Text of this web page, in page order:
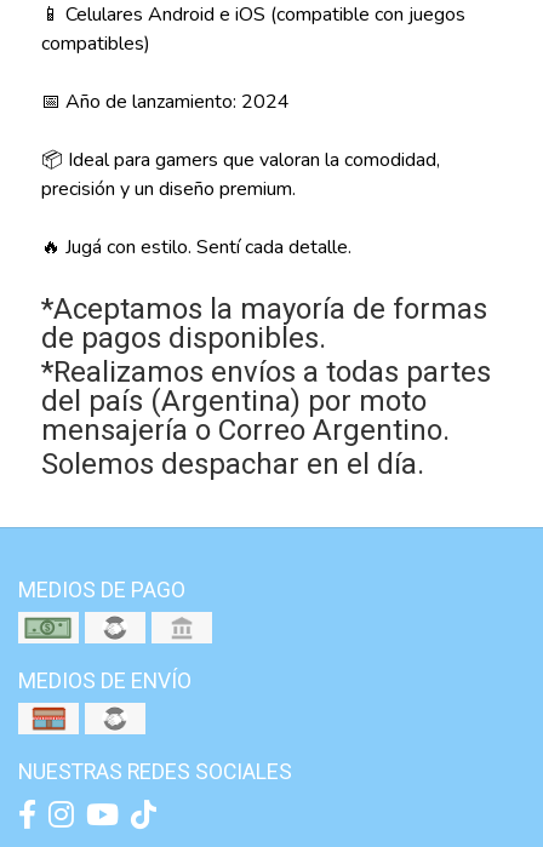
📱 Celulares Android e iOS (compatible con juegos
compatibles)
📅 Año de lanzamiento: 2024
📦 Ideal para gamers que valoran la comodidad,
precisión y un diseño premium.
🔥 Jugá con estilo. Sentí cada detalle.
*Aceptamos la mayoría de formas
de pagos disponibles.
*Realizamos envíos a todas partes
del país (Argentina) por moto
mensajería o Correo Argentino.
Solemos despachar en el día.
MEDIOS DE PAGO
MEDIOS DE ENVÍO
NUESTRAS REDES SOCIALES